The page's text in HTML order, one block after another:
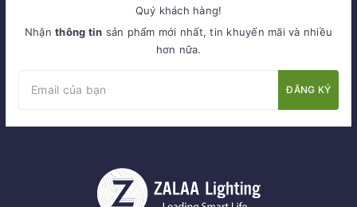
Quý khách hàng!
Nhậnthông tin sản phẩm mới nhất, tin khuyến mãi và nhiều
hơn nữa.
ĐĂNG KÝ